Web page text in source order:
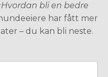
bli en bedre
har fått mer
– du kan bli neste.